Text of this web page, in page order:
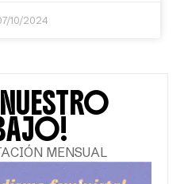
10/2024
MENSUAL